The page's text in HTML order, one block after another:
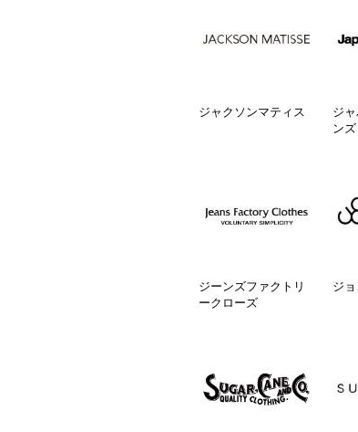
ジャクソンマティス
ジ
ンズ
ジーンズファクトリ
ークローズ
ジ